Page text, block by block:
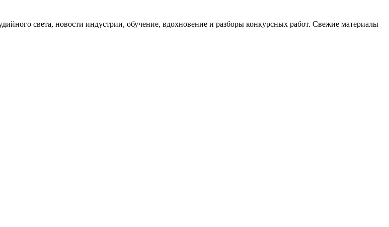
света, новости индустрии, обучение, вдохновение и разборы конкурсных работ. Свежие материалы